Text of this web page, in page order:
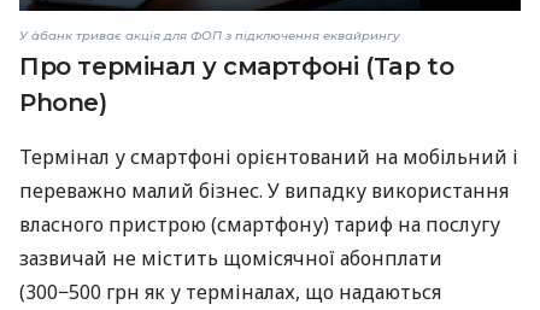
У àбанк триває акція для ФОП з підключення еквайрингу
Про термінал у смартфоні (Tap to
Phone)
Термінал у смартфоні орієнтований на мобільний і
переважно малий бізнес. У випадку використання
власного пристрою (смартфону) тариф на послугу
зазвичай не містить щомісячної абонплати
(300−500 грн як у терміналах, що надаються